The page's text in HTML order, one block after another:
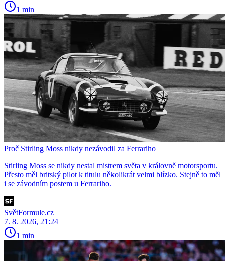
1 min
Proč Stirling Moss nikdy nezávodil za Ferrariho
Stirling Moss se nikdy nestal mistrem světa v královně motorsportu.
Přesto měl britský pilot k titulu několikrát velmi blízko. Stejně to měl
i se závodním postem u Ferrariho.
SvětFormule.cz
7. 8. 2026, 21:24
1 min